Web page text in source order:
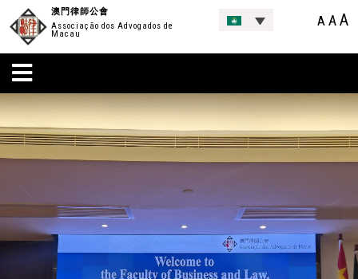
澳門律師公會
Associação dos Advogados de
Macau
A AA